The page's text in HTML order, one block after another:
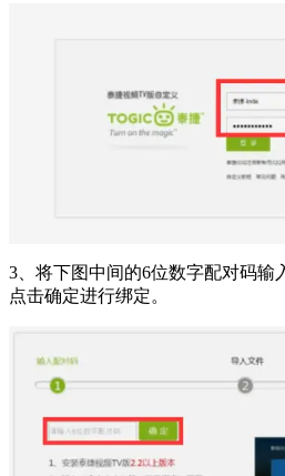
3、将下图中间的6位数字配对码输
点击确定进行绑定。